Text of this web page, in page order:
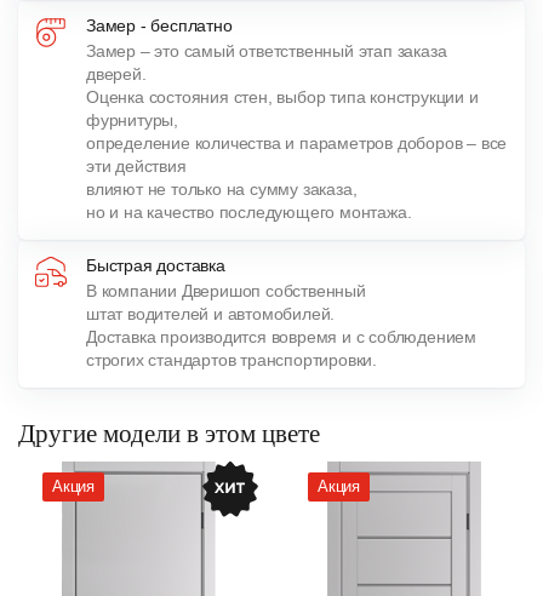
Замер - бесплатно
Замер – это самый ответственный этап заказа
дверей.
Оценка состояния стен, выбор типа конструкции и
фурнитуры,
определение количества и параметров доборов – все
эти действия
влияют не только на сумму заказа,
но и на качество последующего монтажа.
Быстрая доставка
В компании Дверишоп собственный
штат водителей и автомобилей.
Доставка производится вовремя и с соблюдением
строгих стандартов транспортировки.
Другие модели в этом цвете
Акция Акция